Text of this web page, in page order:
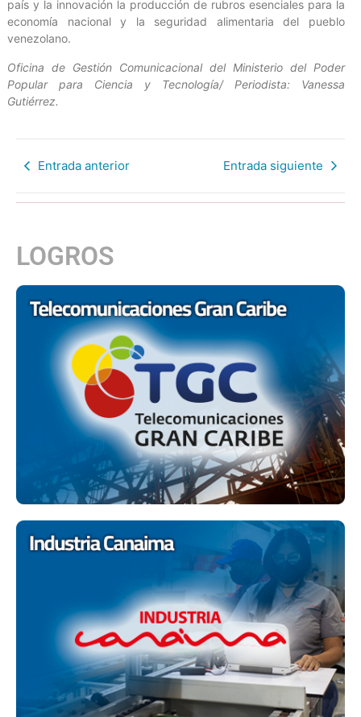
país y la innovación la producción de rubros esenciales para la
economía nacional y la seguridad alimentaria del pueblo
venezolano.
Oficina de Gestión Comunicacional del Ministerio del Poder
Popular para Ciencia y Tecnología/ Periodista: Vanessa
Gutiérrez.
Entrada anterior Entrada siguiente
LOGROS